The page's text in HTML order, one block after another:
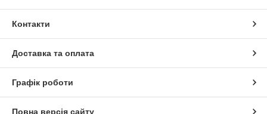
Контакти
Доставка та оплата
Графік роботи
Повна версія сайту